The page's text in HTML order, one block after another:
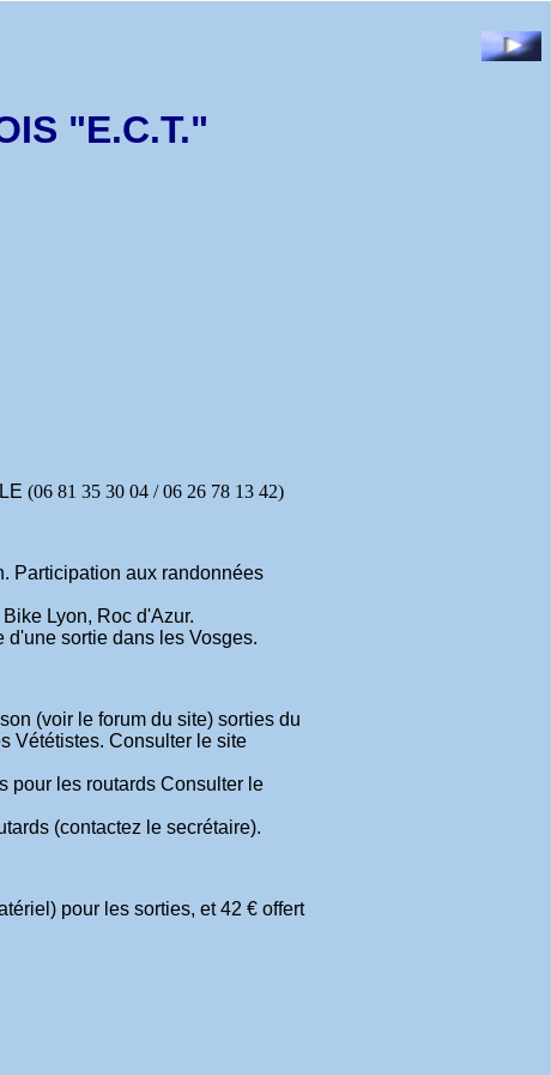
"E.C.T."
(06 81 35 30 04 / 06 26 78 13 42)
Participation aux randonnées
Lyon, Roc d'Azur.
sortie dans les Vosges.
(voir le forum du site) sorties du
Vététistes. Consulter le site
pour les routards Consulter le
(contactez le secrétaire).
pour les sorties, et 42 € offert